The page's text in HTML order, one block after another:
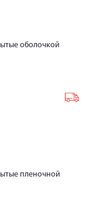
оболочкой
пленочной